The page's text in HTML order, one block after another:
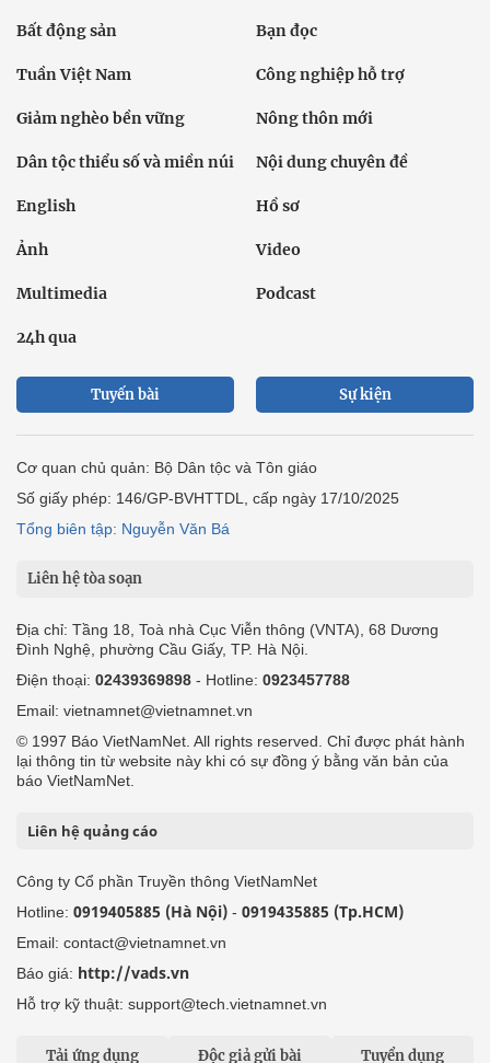
Bất động sản Bạn đọc
Tuần Việt Nam Công nghiệp hỗ trợ
Giảm nghèo bền vững Nông thôn mới
Dân tộc thiểu số và miền núi Nội dung chuyên đề
English Hồ sơ
Ảnh Video
Multimedia Podcast
24h qua
Tuyến bài Sự kiện
Cơ quan chủ quản: Bộ Dân tộc và Tôn giáo
Số giấy phép: 146/GP-BVHTTDL, cấp ngày 17/10/2025
Tổng biên tập: Nguyễn Văn Bá
Liên hệ tòa soạn
Địa chỉ: Tầng 18, Toà nhà Cục Viễn thông (VNTA), 68 Dương
Đình Nghệ, phường Cầu Giấy, TP. Hà Nội.
Điện thoại: 02439369898 - Hotline: 0923457788
Email: vietnamnet@vietnamnet.vn
© 1997 Báo VietNamNet. All rights reserved. Chỉ được phát hành
lại thông tin từ website này khi có sự đồng ý bằng văn bản của
báo VietNamNet.
Liên hệ quảng cáo
Công ty Cổ phần Truyền thông VietNamNet
Hotline: 0919405885 (Hà Nội) - 0919435885 (Tp.HCM)
Email: contact@vietnamnet.vn
Báo giá: http://vads.vn
Hỗ trợ kỹ thuật: support@tech.vietnamnet.vn
Tải ứng dụng Độc giả gửi bài Tuyển dụng